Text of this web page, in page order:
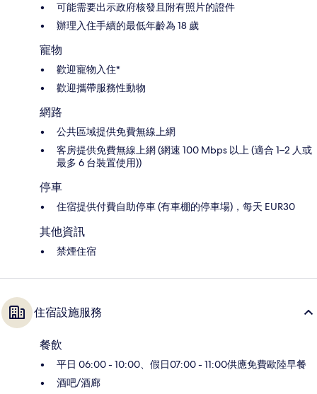
可能需要出示政府核發且附有照片的證件
辦理入住手續的最低年齡為 18 歲
寵物
歡迎寵物入住*
歡迎攜帶服務性動物
網路
公共區域提供免費無線上網
客房提供免費無線上網 (網速 100 Mbps 以上 (適合 1–2 人或
最多 6 台裝置使用))
停車
住宿提供付費自助停車 (有車棚的停車場)，每天 EUR30
其他資訊
禁煙住宿
住宿設施服務
餐飲
平日 06:00 - 10:00、假日07:00 - 11:00供應免費歐陸早餐
酒吧/酒廊